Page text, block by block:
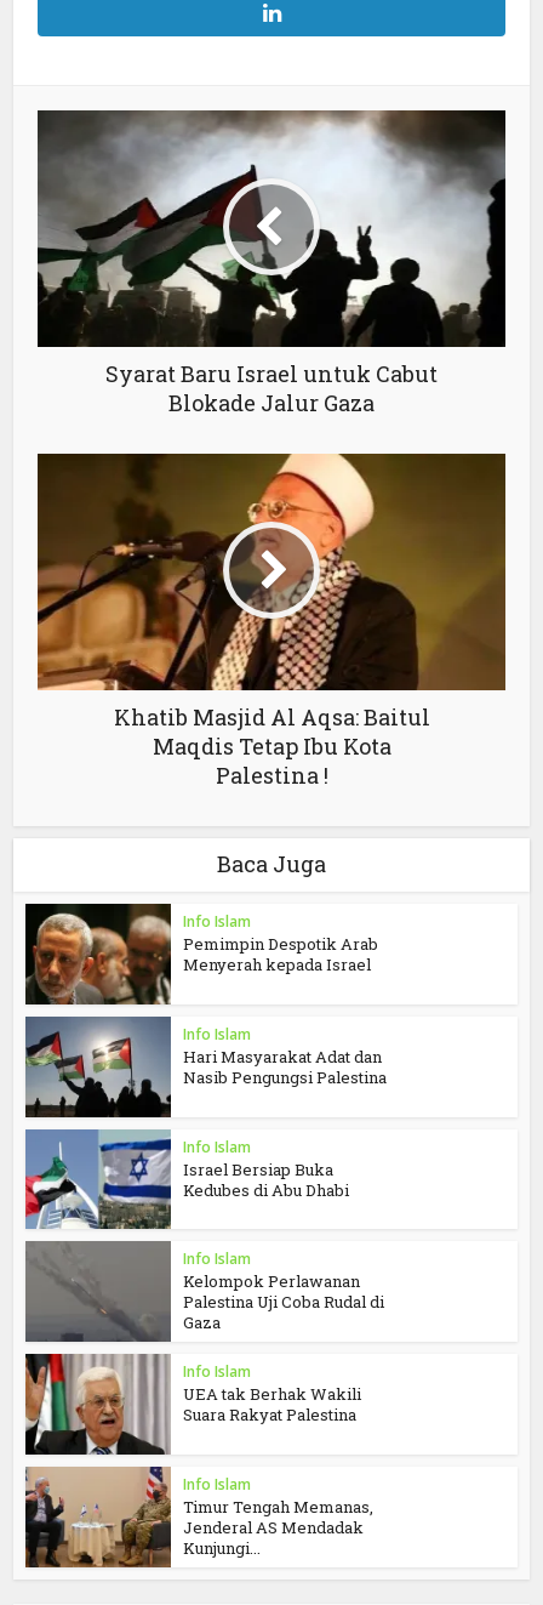
Syarat Baru Israel untuk Cabut
Blokade Jalur Gaza
Khatib Masjid Al Aqsa: Baitul
Maqdis Tetap Ibu Kota
Palestina !
Baca Juga
Info Islam
Pemimpin Despotik Arab
Menyerah kepada Israel
Info Islam
Hari Masyarakat Adat dan
Nasib Pengungsi Palestina
Info Islam
Israel Bersiap Buka
Kedubes di Abu Dhabi
Info Islam
Kelompok Perlawanan
Palestina Uji Coba Rudal di
Gaza
Info Islam
UEA tak Berhak Wakili
Suara Rakyat Palestina
Info Islam
Timur Tengah Memanas,
Jenderal AS Mendadak
Kunjungi...